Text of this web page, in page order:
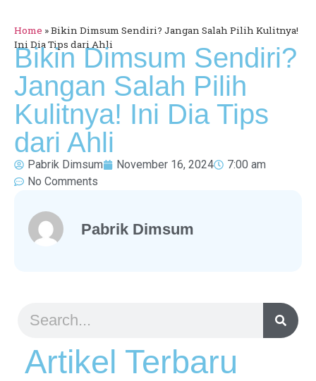
Home »Bikin Dimsum Sendiri? Jangan Salah Pilih Kulitnya!
Ini Dia Tips dari Ahli
Bikin Dimsum Sendiri?
Jangan Salah Pilih
Kulitnya! Ini Dia Tips
dari Ahli
Pabrik Dimsum November 16, 2024
7:00 am
No Comments
Pabrik Dimsum
Artikel Terbaru